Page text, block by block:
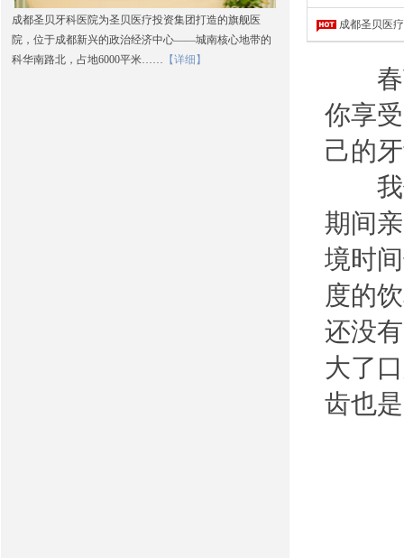
成都圣贝医
春节
你享
己的
我们
期间
境时
度的
还没
大了
齿也
成都圣贝牙科医院为圣贝医疗投资集团打造的旗舰医
院，位于成都新兴的政治经济中心——城南核心地带的
科华南路北，占地6000平米…… 【详细】